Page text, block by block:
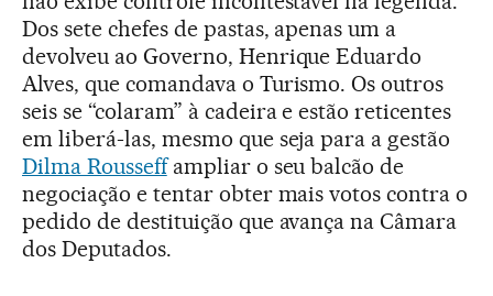
Dos sete chefes de pastas, apenas um a
devolveu ao Governo, Henrique Eduardo
Alves, que comandava o Turismo. Os outros
seis se “colaram” à cadeira e estão reticentes
em liberá-las, mesmo que seja para a gestão
Dilma Rousseffampliar o seu balcão de
negociação e tentar obter mais votos contra o
pedido de destituição que avança na Câmara
dos Deputados.